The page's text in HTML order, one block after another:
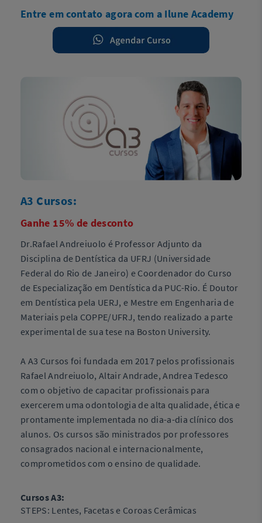
Entre em contato agora com a Ilune Academy
A3 Cursos:
Ganhe 15% de desconto
Dr.Rafael Andreiuolo é Professor Adjunto da
Disciplina de Dentística da UFRJ (Universidade
Federal do Rio de Janeiro) e Coordenador do Curso
de Especialização em Dentística da PUC-Rio. É Doutor
em Dentística pela UERJ, e Mestre em Engenharia de
Materiais pela COPPE/UFRJ, tendo realizado a parte
experimental de sua tese na Boston University.
A A3 Cursos foi fundada em 2017 pelos profissionais
Rafael Andreiuolo, Altair Andrade, Andrea Tedesco
com o objetivo de capacitar profissionais para
exercerem uma odontologia de alta qualidade, ética e
prontamente implementada no dia-a-dia clínico dos
alunos. Os cursos são ministrados por professores
consagrados nacional e internacionalmente,
comprometidos com o ensino de qualidade.
Cursos A3:
STEPS: Lentes, Facetas e Coroas Cerâmicas